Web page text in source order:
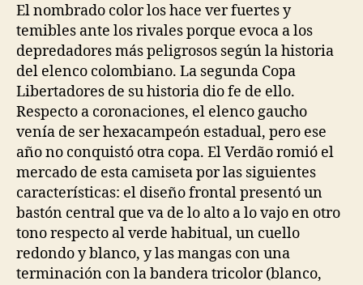
El nombrado color los hace ver fuertes y
temibles ante los rivales porque evoca a los
depredadores más peligrosos según la historia
del elenco colombiano. La segunda Copa
Libertadores de su historia dio fe de ello.
Respecto a coronaciones, el elenco gaucho
venía de ser hexacampeón estadual, pero ese
año no conquistó otra copa. El Verdão romió el
mercado de esta camiseta por las siguientes
características: el diseño frontal presentó un
bastón central que va de lo alto a lo vajo en otro
tono respecto al verde habitual, un cuello
redondo y blanco, y las mangas con una
terminación con la bandera tricolor (blanco,